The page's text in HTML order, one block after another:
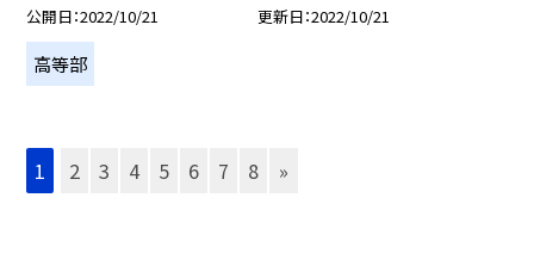
公開日 2022/10/21 更新日 2022/10/21
高等部
1 2 3 4 5 6 7 8 »